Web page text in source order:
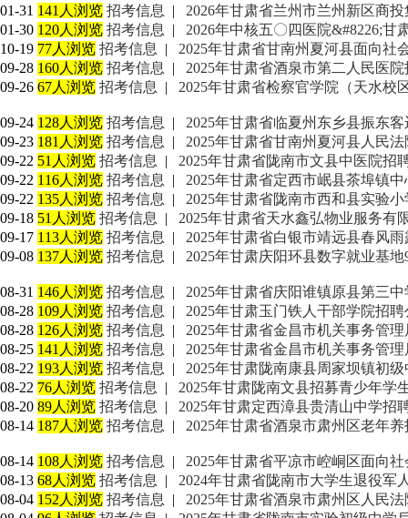
01-31 141人浏览 招考信息 |
2026年甘肃省兰州市兰州新区商
01-30 120人浏览 招考信息 |
2026年中核五〇四医院&#8226;甘
10-19 77人浏览 招考信息 |
2025年甘肃省甘南州夏河县面向社
09-28 160人浏览 招考信息 |
2025年甘肃省酒泉市第二人民医
09-26 67人浏览 招考信息 | 2025年甘肃省检察官学院（天水校
09-24 128人浏览 招考信息 |
2025年甘肃省临夏州东乡县振东
09-23 181人浏览 招考信息 |
2025年甘肃省甘南州夏河县人民
09-22 51人浏览 招考信息 |
2025年甘肃省陇南市文县中医院招
09-22 116人浏览 招考信息 |
2025年甘肃省定西市岷县茶埠镇
09-22 135人浏览 招考信息 |
2025年甘肃省陇南市西和县实验
09-18 51人浏览 招考信息 |
2025年甘肃省天水鑫弘物业服务有
09-17 113人浏览 招考信息 |
2025年甘肃省白银市靖远县春风
09-08 137人浏览 招考信息 | 2025年甘肃庆阳环县数字就业基
08-31 146人浏览 招考信息 |
2025年甘肃省庆阳谁镇原县第三
08-28 109人浏览 招考信息 |
2025年甘肃玉门铁人干部学院招聘
08-28 126人浏览 招考信息 |
2025年甘肃省金昌市机关事务管
08-25 141人浏览 招考信息 |
2025年甘肃省金昌市机关事务管
08-22 193人浏览 招考信息 |
2025年甘肃陇南康县周家坝镇初
08-22 76人浏览 招考信息 |
2025年甘肃陇南文县招募青少年学
08-20 89人浏览 招考信息 |
2025年甘肃定西漳县贵清山中学招
08-14 187人浏览 招考信息 | 2025年甘肃省酒泉市肃州区老年
08-14 108人浏览 招考信息 |
2025年甘肃省平凉市崆峒区面向
08-13 68人浏览 招考信息 |
2024年甘肃省陇南市大学生退役军
08-04 152人浏览 招考信息 |
2025年甘肃省酒泉市肃州区人民